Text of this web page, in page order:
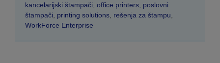
kancelarijski štampači office printers poslovni
štampači
printing solutions rešenja za štampu
WorkForce Enterprise